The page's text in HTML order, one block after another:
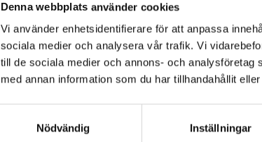
Denna webbplats använder cookies
Vi använder enhetsidentifierare för att anpassa
sociala medier och analysera vår trafik. Vi
till de sociala medier och annons- och
med annan information som du har tillhandahållit
Nödvändig
Inställningar
Är du bibliotekarie
Beroende på kommunens